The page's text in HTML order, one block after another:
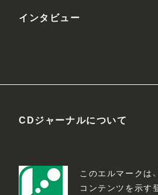
インタビュー
CDジャーナルについて
このエルマークは
コンテンツを示す